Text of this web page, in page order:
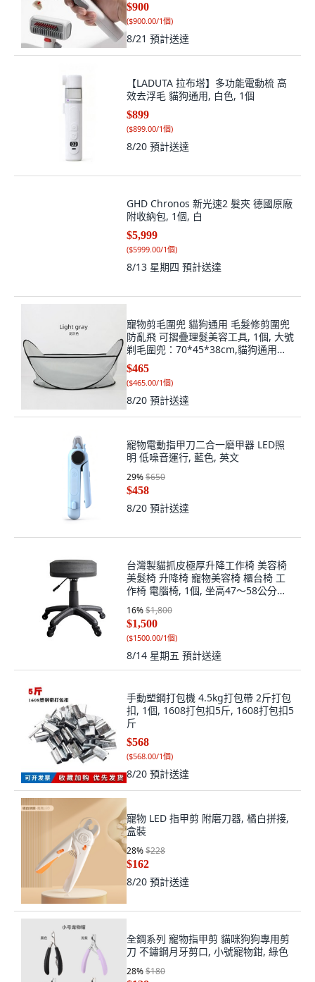
$900
($900.00/1個)
8/21 預計送達
【LADUTA 拉布塔】多功能電動梳 高
效去浮毛 貓狗通用, 白色, 1個
$899
($899.00/1個)
8/20 預計送達
GHD Chronos 新光速2 髮夾 德國原廠
附收納包, 1個, 白
$5,999
($5999.00/1個)
8/13 星期四 預計送達
寵物剪毛圍兜 貓狗通用 毛髮修剪圍兜
防亂飛 可摺疊理髮美容工具, 1個, 大號
剃毛圍兜：70*45*38cm,貓狗通用【1
個】毛髮不落地
$465
($465.00/1個)
8/20 預計送達
寵物電動指甲刀二合一磨甲器 LED照
明 低噪音運行, 藍色, 英文
29%$650
$458
8/20 預計送達
台灣製貓抓皮極厚升降工作椅 美容椅
美髮椅 升降椅 寵物美容椅 櫃台椅 工
作椅 電腦椅, 1個, 坐高47～58公分（1
訂單上限3張）, PP固定輪（坐高-2公
分）
16%$1,800
$1,500
($1500.00/1個)
8/14 星期五 預計送達
手動塑鋼打包機 4.5kg打包帶 2斤打包
扣, 1個, 1608打包扣5斤, 1608打包扣5
斤
$568
($568.00/1個)
8/20 預計送達
寵物 LED 指甲剪 附磨刀器, 橘白拼接,
盒裝
28%$228
$162
8/20 預計送達
全鋼系列 寵物指甲剪 貓咪狗狗專用剪
刀 不鏽鋼月牙剪口, 小號寵物鉗, 綠色
28%$180